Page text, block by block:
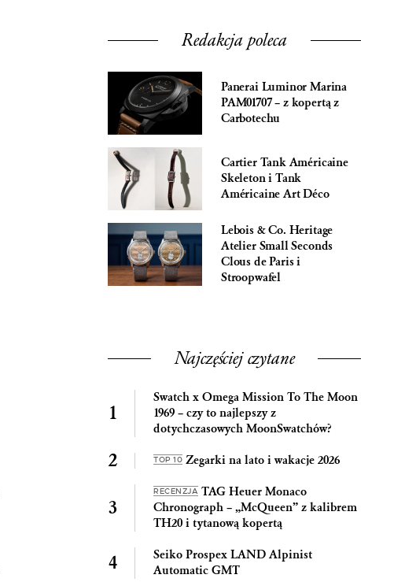
Redakcja poleca
Panerai Luminor Marina
PAM01707 – z kopertą z
Carbotechu
Cartier Tank Américaine
Skeleton i Tank
Américaine Art Déco
Lebois & Co. Heritage
Atelier Small Seconds
Clous de Paris i
Stroopwafel
Najczęściej czytane
Swatch x Omega Mission To The Moon
1969 – czy to najlepszy z
dotychczasowych MoonSwatchów?
TOP 10 Zegarki na lato i wakacje 2026
RECENZJA TAG Heuer Monaco
Chronograph – „McQueen” z kalibrem
TH20 i tytanową kopertą
Seiko Prospex LAND Alpinist
Automatic GMT